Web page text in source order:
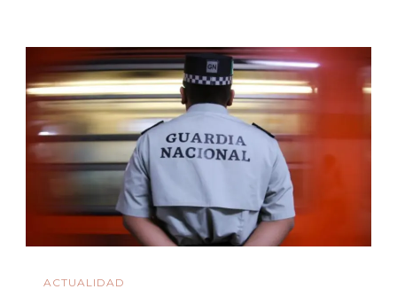
La
Presentación
De
Crónica
Sonora
ACTUALIDAD